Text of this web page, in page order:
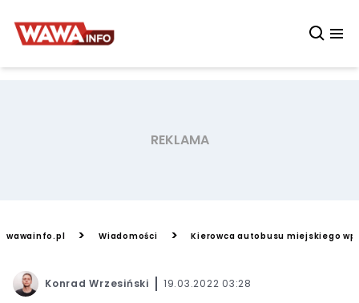
wawainfo.pl > Wiadomości > Kierowca autobusu miejskiego
Konrad Wrzesiński 19.03.2022 03:28